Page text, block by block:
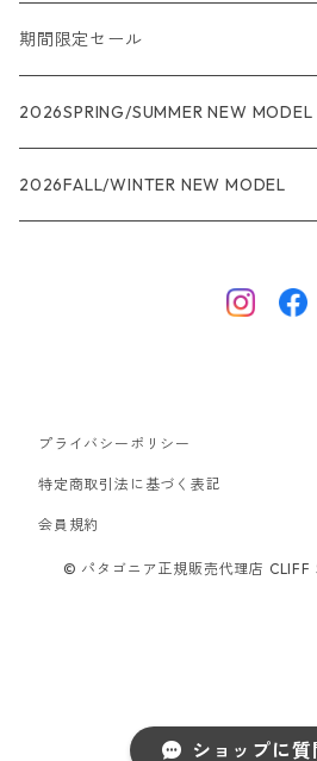
ショップに質
メンズ
R1
R1エア
ウィメンズ
R1
ジャケット・アウター
スウェットシャツ・フーディ
ボードショーツ
期間限定セール
★★★
レインウェアー
2026SPRING/SUMMER NEW MODEL
2026FALL/WINTER NEW MODEL
プライバシーポリシー
特定商取引法に基づく表記
会員規約
© パタゴニア正規販売代理店 CLIFF